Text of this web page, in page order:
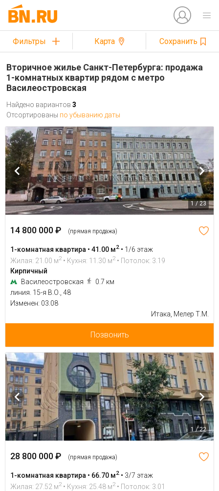
Фильтры Карта Сохранить
Вторичное жилье Санкт-Петербурга: продажа
1-комнатных квартир рядом с метро
Василеостровская
Найдено вариантов 3
Отсортированы по убыванию даты
1 / 23
14 800 000 ₽ (прямая продажа)
1-комнатная квартира • 41.00 м2 • 1/6 этаж
Жилая: 21.00 м2 • Кухня: 11.30 м2 • Потолок: 3.19
Кирпичный
Василеостровская
0.7 км
линия. 15-я В.О., 48
Изменен: 03.08
Итака, Мелер Т.М.
Позвонить
1 / 22
28 800 000 ₽ (прямая продажа)
1-комнатная квартира • 66.70 м2 • 3/7 этаж
Жилая: 27.52 м2 • Кухня: 25.48 м2 • Потолок: 3.01